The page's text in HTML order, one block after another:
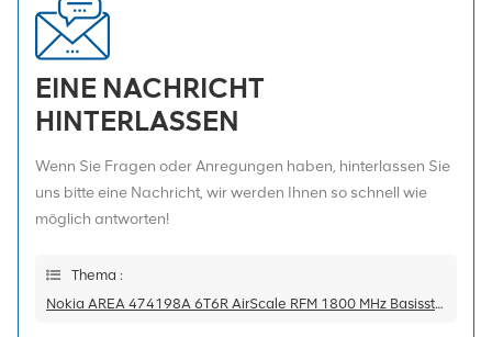
EINE NACHRICHT
HINTERLASSEN
Wenn Sie Fragen oder Anregungen haben, hinterlassen Sie
uns bitte eine Nachricht, wir werden Ihnen so schnell wie
möglich antworten!
Thema :
Nokia AREA 474198A 6T6R AirScale RFM 1800 MHz Basisstation